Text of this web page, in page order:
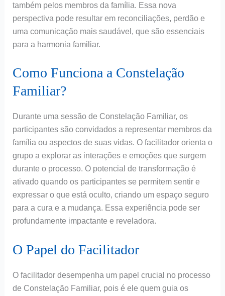
também pelos membros da família. Essa nova
perspectiva pode resultar em reconciliações, perdão e
uma comunicação mais saudável, que são essenciais
para a harmonia familiar.
Como Funciona a Constelação
Familiar?
Durante uma sessão de Constelação Familiar, os
participantes são convidados a representar membros da
família ou aspectos de suas vidas. O facilitador orienta o
grupo a explorar as interações e emoções que surgem
durante o processo. O potencial de transformação é
ativado quando os participantes se permitem sentir e
expressar o que está oculto, criando um espaço seguro
para a cura e a mudança. Essa experiência pode ser
profundamente impactante e reveladora.
O Papel do Facilitador
O facilitador desempenha um papel crucial no processo
de Constelação Familiar, pois é ele quem guia os